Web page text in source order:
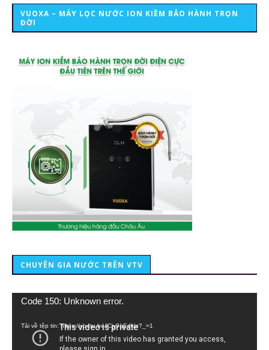
VUOXA – MÁY LỌC NƯỚC ION KIỀM BẢO HÀNH TRỌN
ĐỜI
CHUYÊN GIA NƯỚC TRÊN VTV
Trình
Code 150: Unknown error.
Tải về tệp tin: https://youtu.be/lCiy9qEdklo?_=1